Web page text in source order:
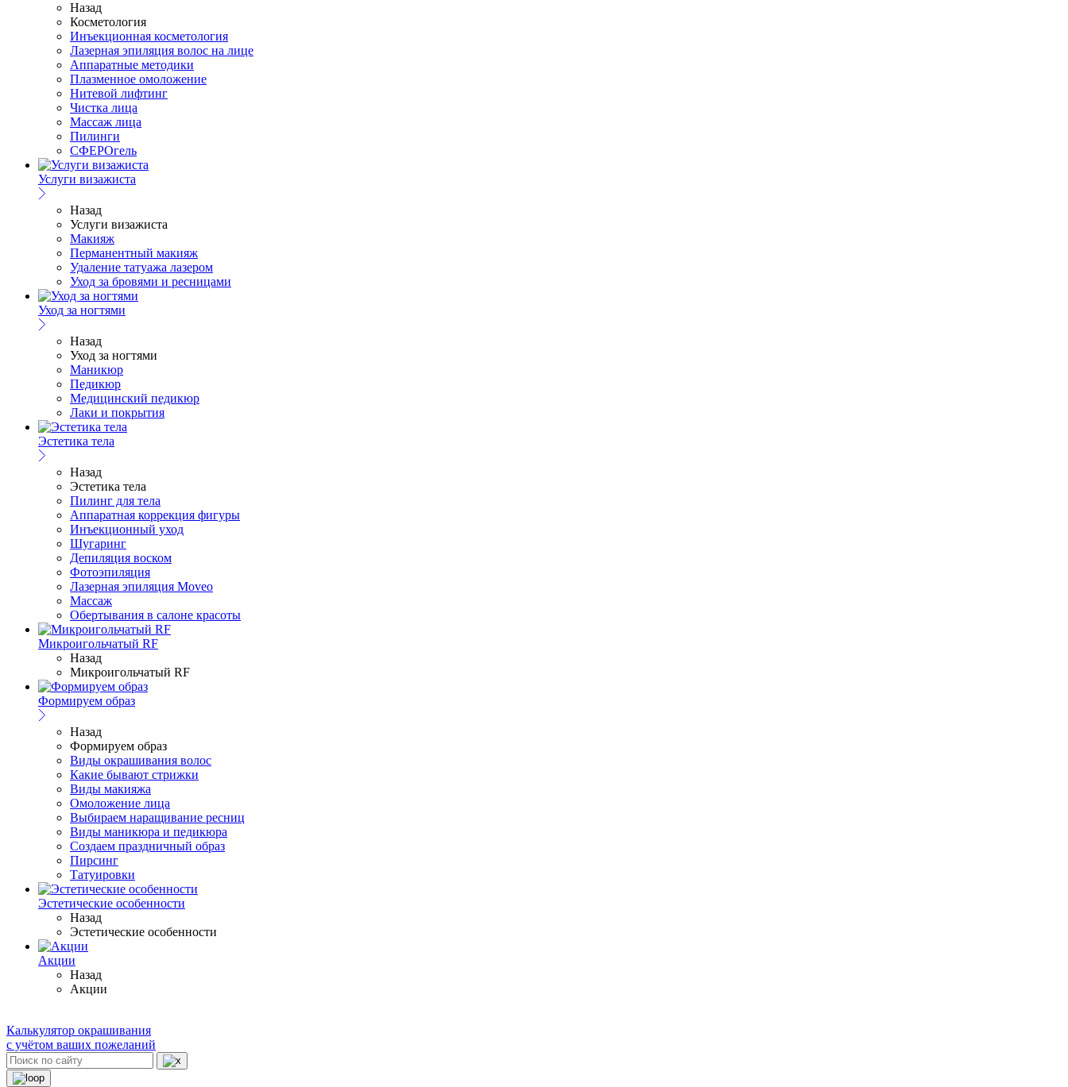
Назад
Косметология
Инъекционная косметология
Лазерная эпиляция волос на лице
Аппаратные методики
Плазменное омоложение
Нитевой лифтинг
Чистка лица
Массаж лица
Пилинги
СФЕРОгель
Услуги визажиста
Назад
Услуги визажиста
Макияж
Перманентный макияж
Удаление татуажа лазером
Уход за бровями и ресницами
Уход за ногтями
Назад
Уход за ногтями
Маникюр
Педикюр
Медицинский педикюр
Лаки и покрытия
Эстетика тела
Назад
Эстетика тела
Пилинг для тела
Аппаратная коррекция фигуры
Инъекционный уход
Шугаринг
Депиляция воском
Фотоэпиляция
Лазерная эпиляция Moveo
Массаж
Обертывания в салоне красоты
Микроигольчатый RF
Назад
Микроигольчатый RF
Формируем образ
Назад
Формируем образ
Виды окрашивания волос
Какие бывают стрижки
Виды макияжа
Омоложение лица
Выбираем наращивание ресниц
Виды маникюра и педикюра
Создаем праздничный образ
Пирсинг
Татуировки
Эстетические особенности
Назад
Эстетические особенности
Акции
Назад
Акции
Калькулятор окрашивания
с учётом ваших пожеланий